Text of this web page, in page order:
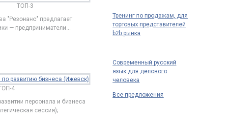
Тренинг по продажам, для
торговых представителей
b2b рынка
Современный русский
язык для делового
человека
Все предложения
ТОП-3
"Резонанс" предлагает
— предприниматели…
4
персонала и бизнеса
сессия);